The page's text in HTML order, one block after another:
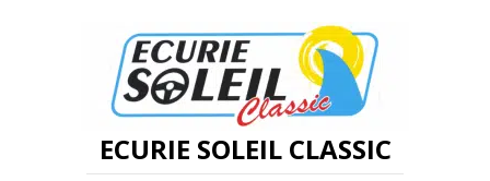
ECURIE SOLEIL CLASSIC